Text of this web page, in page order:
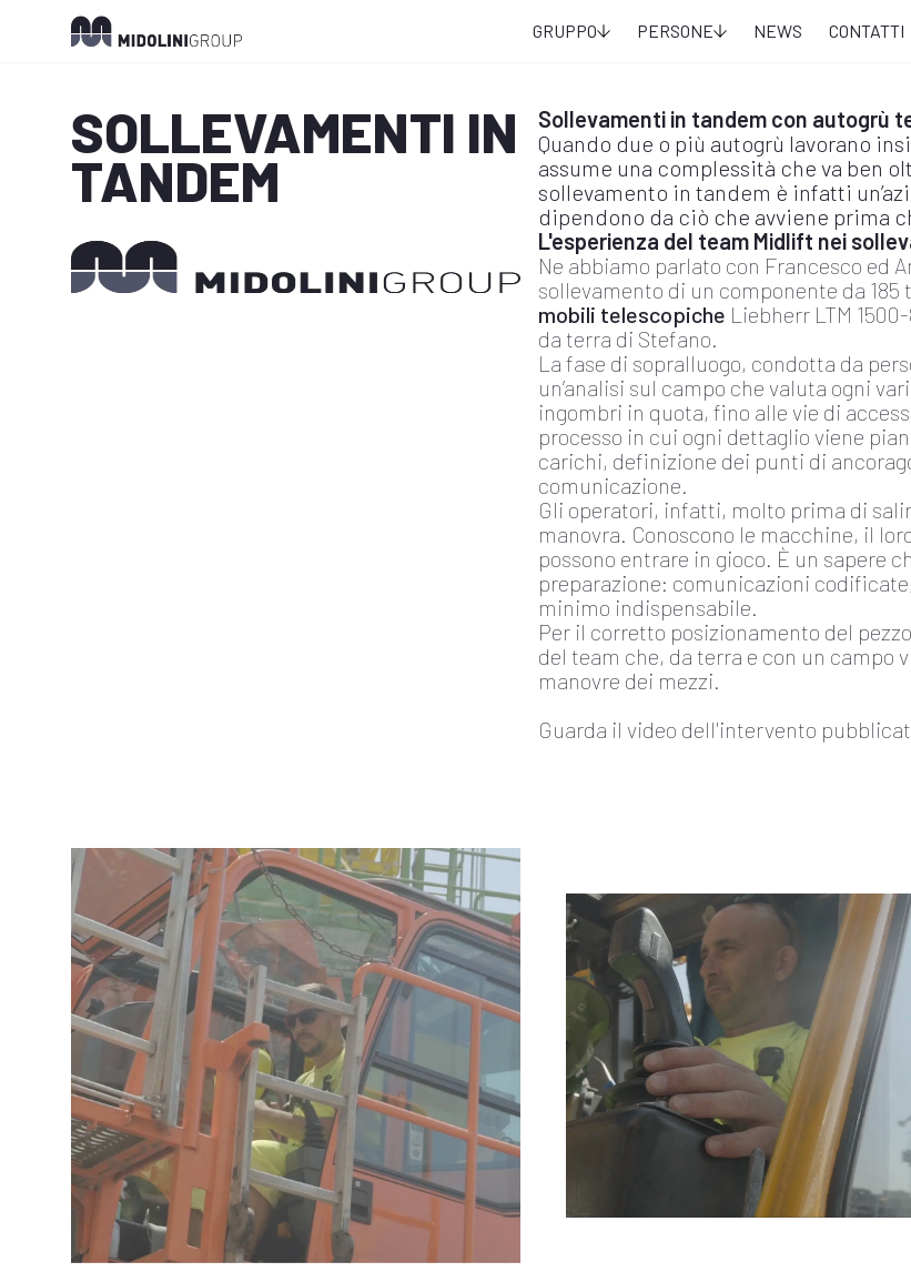
GRUPPO PERSONE NEWS CONTATTI
SOLLEVAMENTI IN
TANDEM
Sollevamenti in tandem con autogrù
Quando due o più autogrù lavorano
assume una complessità che va ben
sollevamento in tandem è infatti
dipendono da ciò che avviene prima
L'esperienza del team Midlift nei
Ne abbiamo parlato con Francesco ed
sollevamento di un componente da
mobili telescopiche Liebherr LTM
da terra di Stefano.
La fase di sopralluogo, condotta da
un’analisi sul campo che valuta ogni
ingombri in quota, fino alle vie di
processo in cui ogni dettaglio viene
carichi, definizione dei punti di
comunicazione.
Gli operatori, infatti, molto prima di
manovra. Conoscono le macchine, il
possono entrare in gioco. È un sapere
preparazione: comunicazioni
minimo indispensabile.
Per il corretto posizionamento del
del team che, da terra e con un campo
manovre dei mezzi.
Guarda il video dell'intervento